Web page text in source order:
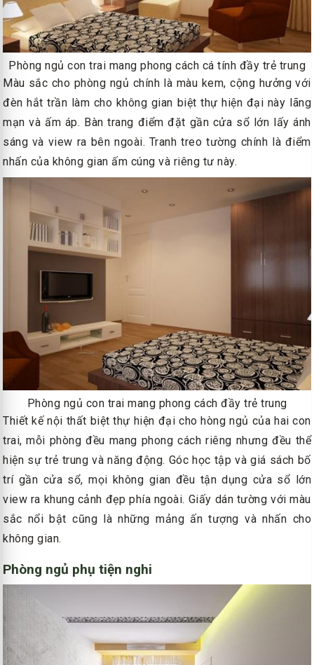
Phòng ngủ con trai mang phong cách cá tính đầy trẻ trung
Màu sắc cho phòng ngủ chính là màu kem, cộng hưởng với
đèn hắt trần làm cho không gian biệt thự hiện đại này lãng
mạn và ấm áp. Bàn trang điểm đặt gần cửa sổ lớn lấy ánh
sáng và view ra bên ngoài. Tranh treo tường chính là điểm
nhấn của không gian ấm cúng và riêng tư này.
Phòng ngủ con trai mang phong cách đầy trẻ trung
Thiết kế nội thất biệt thự hiện đại cho hòng ngủ của hai con
trai, mỗi phòng đều mang phong cách riêng nhưng đều thể
hiện sự trẻ trung và năng động. Góc học tập và giá sách bố
trí gần cửa sổ, mọi không gian đều tận dụng cửa sổ lớn
view ra khung cảnh đẹp phía ngoài. Giấy dán tường với màu
sắc nổi bật cũng là những mảng ấn tượng và nhấn cho
không gian.
Phòng ngủ phụ tiện nghi